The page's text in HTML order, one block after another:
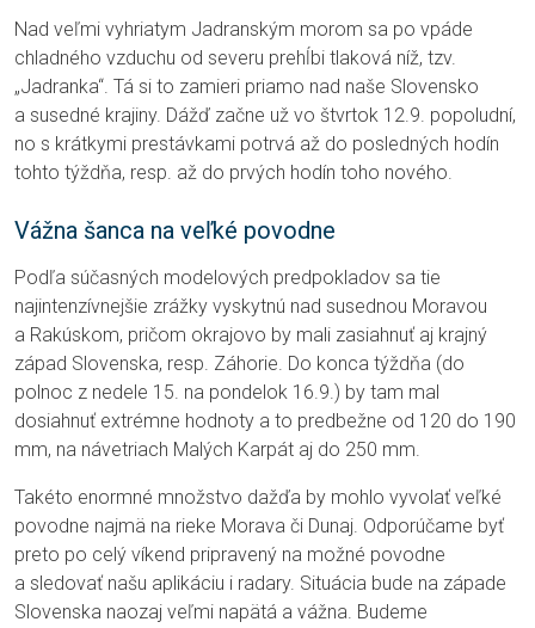
Nad veľmi vyhriatym Jadranským morom sa po vpáde
chladného vzduchu od severu prehĺbi tlaková níž, tzv.
„Jadranka“. Tá si to zamieri priamo nad naše Slovensko
a susedné krajiny. Dážď začne už vo štvrtok 12.9. popoludní,
no s krátkymi prestávkami potrvá až do posledných hodín
tohto týždňa, resp. až do prvých hodín toho nového.
Vážna šanca na veľké povodne
Podľa súčasných modelových predpokladov sa tie
najintenzívnejšie zrážky vyskytnú nad susednou Moravou
a Rakúskom, pričom okrajovo by mali zasiahnuť aj krajný
západ Slovenska, resp. Záhorie. Do konca týždňa (do
polnoc z nedele 15. na pondelok 16.9.) by tam mal
dosiahnuť extrémne hodnoty a to predbežne od 120 do 190
mm, na návetriach Malých Karpát aj do 250 mm.
Takéto enormné množstvo dažďa by mohlo vyvolať veľké
povodne najmä na rieke Morava či Dunaj. Odporúčame byť
preto po celý víkend pripravený na možné povodne
a sledovať našu aplikáciu i radary. Situácia bude na západe
Slovenska naozaj veľmi napätá a vážna. Budeme